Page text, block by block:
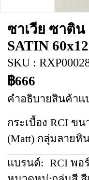
ซาเวีย ซาติน
SATIN
SKU :
฿666
คำอธิบายสินค้าแ
กระเบื้อง RCI ข
(Matt) กลุ่มลายหิ
แบรนด์: RCI พอ